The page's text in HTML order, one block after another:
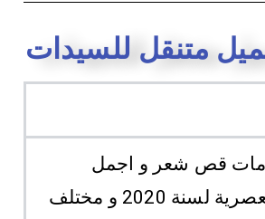
متنقل للسيدات
قص شعر و اجمل
التسريحات العصرية لسنة 2020 و مختلف